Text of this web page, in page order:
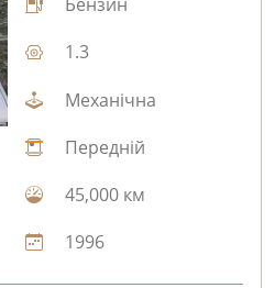
1.3
Механічна
Передній
45,000 км
1996